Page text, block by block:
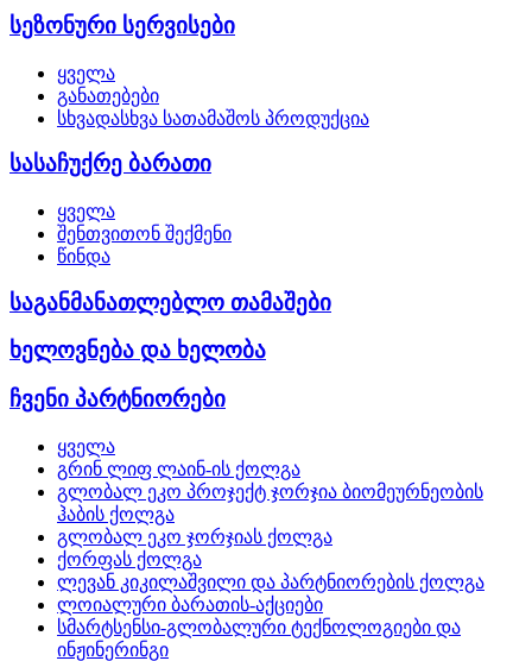
სეზონური სერვისები
ყველა
განათებები
სხვადასხვა სათამაშოს პროდუქცია
სასაჩუქრე ბარათი
ყველა
შენთვითონ შექმენი
წინდა
საგანმანათლებლო თამაშები
ხელოვნება და ხელობა
ჩვენი პარტნიორები
ყველა
გრინ ლიფ ლაინ-ის ქოლგა
გლობალ ეკო პროჯექტ ჯორჯია ბიომეურნეობის
ჰაბის ქოლგა
გლობალ ეკო ჯორჯიას ქოლგა
ქორფას ქოლგა
ლევან კიკილაშვილი და პარტნიორების ქოლგა
ლოიალური ბარათის-აქციები
სმარტსენსი-გლობალური ტექნოლოგიები და
ინჟინერინგი